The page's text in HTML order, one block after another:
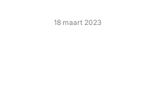
18 maart 2023